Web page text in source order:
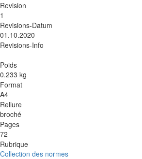
Revision
1
Revisions-Datum
01.10.2020
Revisions-Info
Poids
0.233 kg
Format
A4
Reliure
broché
Pages
72
Rubrique
Collection des normes